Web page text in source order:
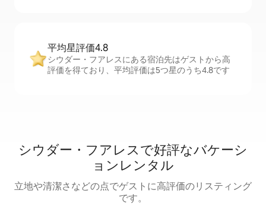
平均星評価4.8
シウダー・フアレスにある宿泊先はゲストから高
評価を得ており、平均評価は5つ星のうち4.8です
シウダー・フアレスで好評なバケーシ
ョンレンタル
立地や清潔さなどの点でゲストに高評価のリスティング
です。